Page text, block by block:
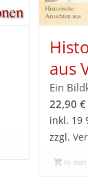
aus
Ein
22,90 €
inkl. 19
zzgl.
In